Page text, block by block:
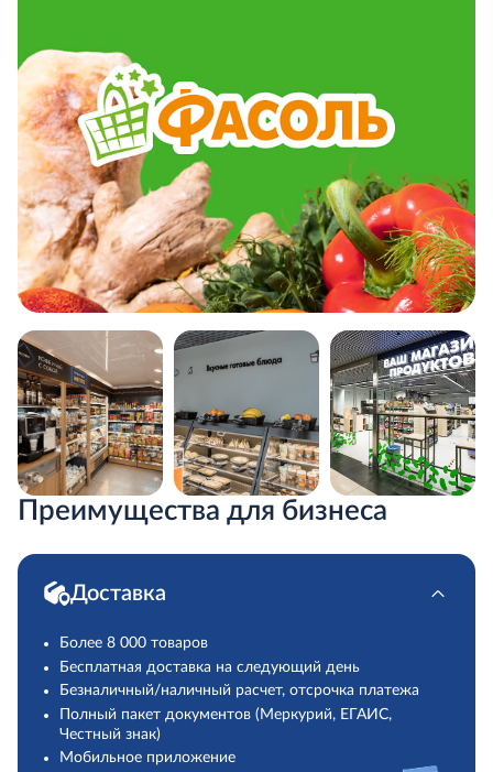
Преимущества для бизнеса
Доставка
Более 8 000 товаров
Бесплатная доставка на следующий день
Безналичный/наличный расчет, отсрочка платежа
Полный пакет документов (Меркурий, ЕГАИС,
Честный знак)
Мобильное приложение